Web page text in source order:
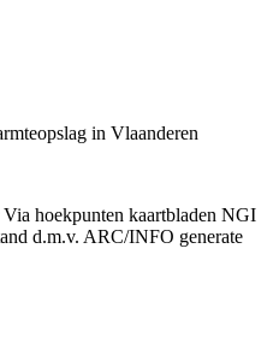
in Vlaanderen
hoekpunten kaartbladen NGI
d.m.v. ARC/INFO generate